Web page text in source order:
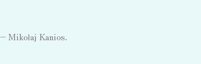
Mikołaj Kanios.